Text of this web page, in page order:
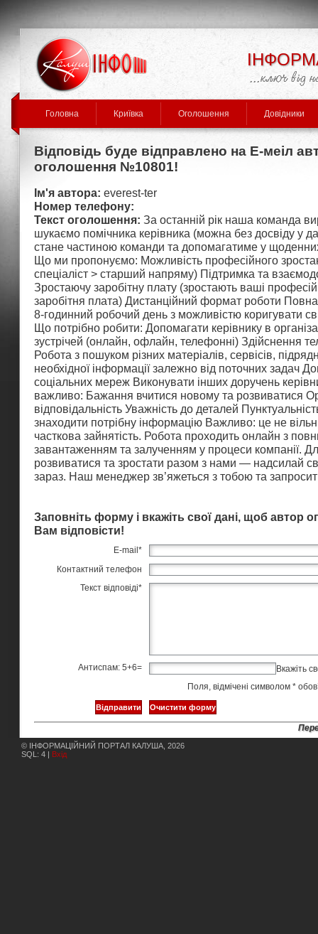
Головна Криївка Оголошення Довідники
Відповідь буде відправлено на Е-меіл
оголошення №10801!
Ім'я автора: everest-ter
Номер телефону:
Текст оголошення: За останній рік наша команда
шукаємо помічника керівника (можна без досвіду у
стане частиною команди та допомагатиме у
Що ми пропонуємо: Можливість професійного
спеціаліст > старший напряму) Підтримка та
Зростаючу заробітну плату (зростають ваші
заробітня плата) Дистанційний формат роботи Повна
8-годинний робочий день з можливістю коригувати
Що потрібно робити: Допомагати керівнику в
зустрічей (онлайн, офлайн, телефонні) Здійснення
Робота з пошуком різних матеріалів, сервісів,
необхідної інформації залежно від поточних задач
соціальних мереж Виконувати інших доручень
важливо: Бажання вчитися новому та розвиватися
відповідальність Уважність до деталей
знаходити потрібну інформацію Важливо: це не
часткова зайнятість. Робота проходить онлайн з
завантаженням та залученням у процеси компанії.
розвиватися та зростати разом з нами — надсилай
зараз. Наш менеджер зв’яжеться з тобою та
Заповніть форму і вкажіть свої дані, щоб автор
Вам відповісти!
E-mail *
Контактний телефон
Текст відповіді*
Антиспам: 5+6=
Вкажіть
Поля, відмічені символом *
© ІНФОРМАЦІЙНИЙ ПОРТАЛ КАЛУША, 2026
SQL: 4 | Вхід